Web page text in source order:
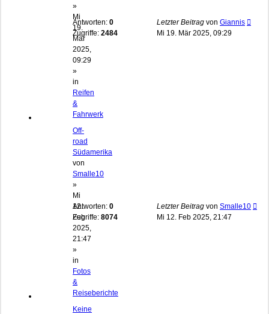
»
Mi
19.
Mär
2025,
09:29
»
in
Reifen
&
Fahrwerk
Antworten: 0
Zugriffe: 2484
Letzter Beitrag von Giannis
Mi 19. Mär 2025, 09:29
Off-
road
Südamerika
von
Smalle10
»
Mi
12.
Feb
2025,
21:47
»
in
Fotos
&
Reiseberichte
Antworten: 0
Zugriffe: 8074
Letzter Beitrag von Smalle10
Mi 12. Feb 2025, 21:47
Keine